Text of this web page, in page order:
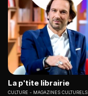
La p'tite librairie
CULTURE MAGAZINES CULTURELS